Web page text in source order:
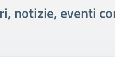
notizie, eventi